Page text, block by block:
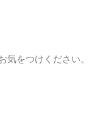
をつけください。